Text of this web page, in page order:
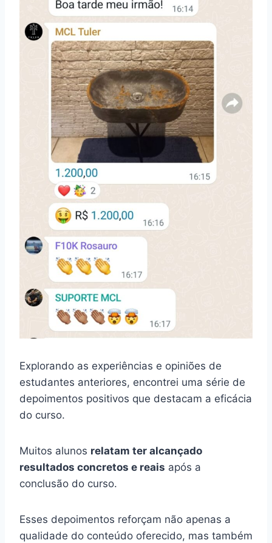
Explorando as experiências e opiniões de
estudantes anteriores, encontrei uma série de
depoimentos positivos que destacam a eficácia
do curso.
Muitos alunos relatam ter alcançado
resultados concretos e reais após a
conclusão do curso.
Esses depoimentos reforçam não apenas a
qualidade do conteúdo oferecido, mas também